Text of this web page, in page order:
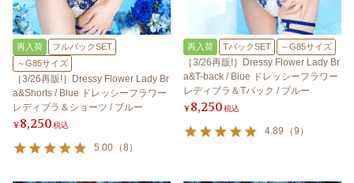
再入荷
フルバックSET
～G85サイズ
［3/26再販!］Dressy Flower Lady Br
a&Shorts / Blue ドレッシーフラワー
レディブラ＆ショーツ / ブルー
¥8,250税込
5.00 （8 ）
再入荷 TバックSET ～G85サイズ
［3/26再販!］Dressy Flower Lady Br
a&T-back / Blue ドレッシーフラワー
レディブラ＆Tバック / ブルー
¥8,250税込
4.89 （9 ）